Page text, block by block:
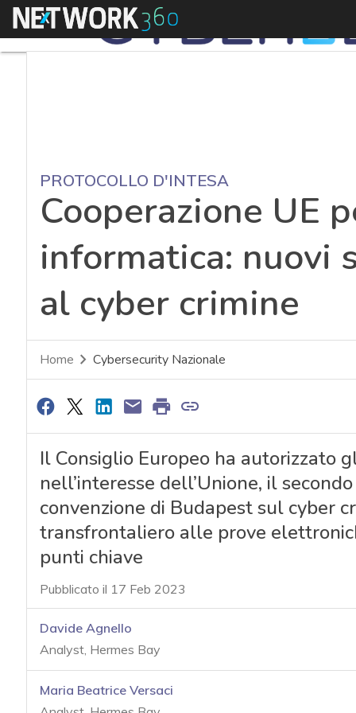
Menu
PROTOCOLLO D'INTESA
Cooperazione UE
informatica: nuovi
al cyber crimine
Home Cybersecurity Nazionale
Il Consiglio Europeo ha autorizzato
nell’interesse dell’Unione, il
convenzione di Budapest sul cyber
transfrontaliero alle prove
punti chiave
Pubblicato il 17 Feb 2023
Davide Agnello
Analyst, Hermes Bay
Maria Beatrice Versaci